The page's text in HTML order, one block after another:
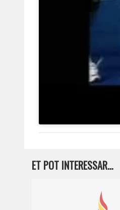
ET POT INTERESSAR…